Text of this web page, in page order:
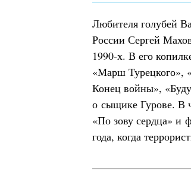
Любителя голубей
России Сергей
1990-х. В его
«Марш Турецкого»,
Конец войны»,
о сыщике Гурове. В
«По зову сердца» и
года, когда